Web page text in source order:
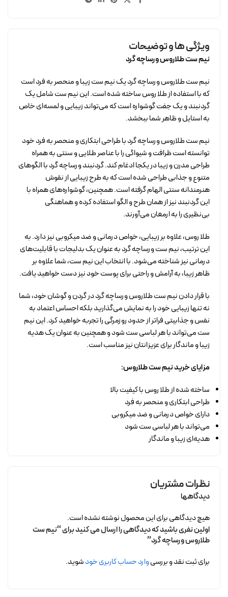
ویژگی ها و توضیحات
نیم ست طلاروس ورساچه گرد
نیم ست طلاروس ورساچه گرد یک نیم ست زیبا و منحصر به فرد است
که با استفاده از طلا روس ساخته شده است. این نیم ست شامل یک
گردنبند و یک جفت گوشواره است که می‌تواند زیبایی و لمسه‌ای خاص
به استایل و ظاهر شما ببخشد.
نیم ست طلاروس ورساچه گرد با طراحی ابتکاری و منحصر به فرد خود
توانسته است ظرافت و شیواگی را با عناصر طلایی و سنتی به همراه
طراحی مدرن و زیبا در یکجا ادغام کند. گردنبند ورساچه گرد با الگوهای
متنوع و جذابی طراحی شده است که به طرح زیبایی از نقوش
هنرمندانه سنتی الهام گرفته است. همچنین، گوشواره‌های همراه با
این گردنبند نیز از همان طرح و الگو استفاده کرده و هماهنگی
بی‌نظیری را به ارمغان می‌آورند.
طلا روس، علاوه بر زیبایی، خواص درمانی و ضد میکروبی نیز دارد. به
این ترتیب، نیم ست ورساچه گرد به عنوان یک بدلیجات با قابلیت‌های
درمانی نیز شناخته می‌شود. با انتخاب این نیم ست، شما علاوه بر
ظاهر زیبا، به آرامش و راحتی برای پوست خود نیز دست خواهید یافت.
با قرار دادن نیم ست طلاروس ورساچه گرد در گردن و گوشان خود، شما
نه تنها زیبایی خود را به نمایش می‌گذارید بلکه احساس اعتماد به
نفس و جذابیتی فراتر از حدود روزمرگی را تجربه خواهید کرد. این نیم
ست می‌تواند با هر لباسی ست شود و همچنین به عنوان یک هدیه
زیبا و ماندگار برای عزیزانتان نیز مناسب است.
مزایای خرید نیم ست طلاروس:
ساخته شده از طلا روس با کیفیت بالا
طراحی ابتکاری و منحصر به فرد
دارای خواص درمانی و ضد میکروبی
می‌تواند با هر لباسی ست شود
هدیه‌ای زیبا و ماندگار
نظرات مشتریان
دیدگاهها
هیچ دیدگاهی برای این محصول نوشته نشده است.
اولین نفری باشید که دیدگاهی را ارسال می کنید برای “نیم ست
طلاروس ورساچه گرد”
برای ثبت نقد و بررسیوارد حساب کاربری خودشوید.